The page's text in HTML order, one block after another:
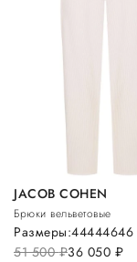
JACOB COHEN
Брюки вельветовые
51 500руб.36 050 руб.
Размеры:44444646